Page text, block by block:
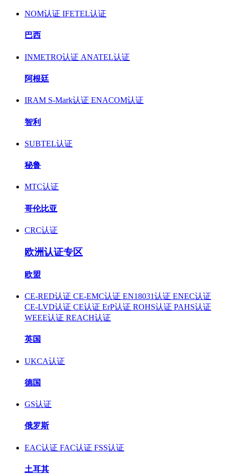
NOM认证 IFETEL认证
巴西
INMETRO认证 ANATEL认证
阿根廷
IRAM S-Mark认证 ENACOM认证
智利
SUBTEL认证
秘鲁
MTC认证
哥伦比亚
CRC认证
欧洲认证专区
欧盟
CE-RED认证 CE-EMC认证 EN18031认证 ENEC认证
CE-LVD认证 CE认证 ErP认证 ROHS认证 PAHS认证
WEEE认证 REACH认证
英国
UKCA认证
德国
GS认证
俄罗斯
EAC认证 FAC认证 FSS认证
土耳其